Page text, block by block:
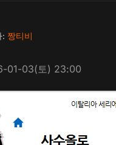
: 짱티비
01-03(토) 23:00